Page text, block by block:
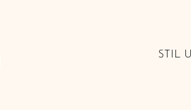
STIL